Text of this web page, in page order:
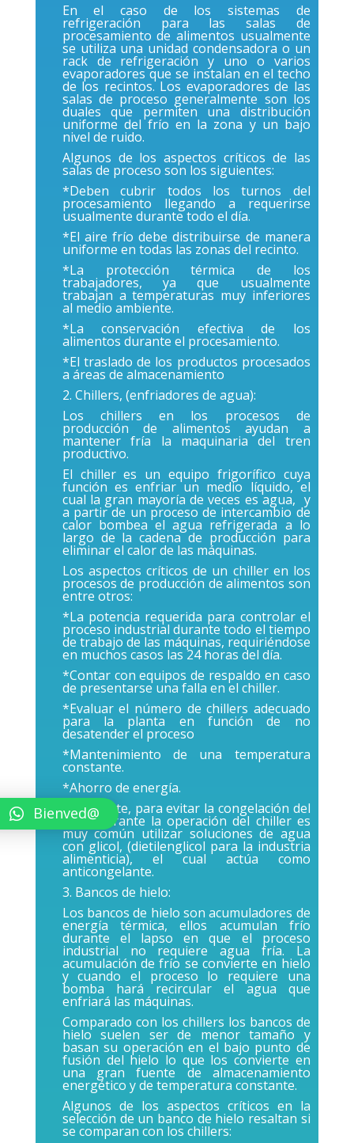
En el caso de los sistemas de
refrigeración para las salas de
procesamiento de alimentos usualmente
se utiliza una unidad condensadora o un
rack de refrigeración y uno o varios
evaporadores que se instalan en el techo
de los recintos. Los evaporadores de las
salas de proceso generalmente son los
duales que permiten una distribución
uniforme del frío en la zona y un bajo
nivel de ruido.
Algunos de los aspectos críticos de las
salas de proceso son los siguientes:
*Deben cubrir todos los turnos del
procesamiento llegando a requerirse
usualmente durante todo el día.
*El aire frío debe distribuirse de manera
uniforme en todas las zonas del recinto.
*La protección térmica de los
trabajadores, ya que usualmente
trabajan a temperaturas muy inferiores
al medio ambiente.
*La conservación efectiva de los
alimentos durante el procesamiento.
*El traslado de los productos procesados
a áreas de almacenamiento
2. Chillers, (enfriadores de agua):
Los chillers en los procesos de
producción de alimentos ayudan a
mantener fría la maquinaria del tren
productivo.
El chiller es un equipo frigorífico cuya
función es enfriar un medio líquido, el
cual la gran mayoría de veces es agua, y
a partir de un proceso de intercambio de
calor bombea el agua refrigerada a lo
largo de la cadena de producción para
eliminar el calor de las máquinas.
Los aspectos críticos de un chiller en los
procesos de producción de alimentos son
entre otros:
*La potencia requerida para controlar el
proceso industrial durante todo el tiempo
de trabajo de las máquinas, requiriéndose
en muchos casos las 24 horas del día.
*Contar con equipos de respaldo en caso
de presentarse una falla en el chiller.
*Evaluar el número de chillers adecuado
para la planta en función de no
desatender el proceso
*Mantenimiento de una temperatura
constante.
*Ahorro de energía.
Finalmente, para evitar la congelación del
agua durante la operación del chiller es
muy común utilizar soluciones de agua
con glicol, (dietilenglicol para la industria
alimenticia), el cual actúa como
anticongelante.
3. Bancos de hielo:
Los bancos de hielo son acumuladores de
energía térmica, ellos acumulan frío
durante el lapso en que el proceso
industrial no requiere agua fría. La
acumulación de frío se convierte en hielo
y cuando el proceso lo requiere una
bomba hará recircular el agua que
enfriará las máquinas.
Comparado con los chillers los bancos de
hielo suelen ser de menor tamaño y
basan su operación en el bajo punto de
fusión del hielo lo que los convierte en
una gran fuente de almacenamiento
energético y de temperatura constante.
Algunos de los aspectos críticos en la
selección de un banco de hielo resaltan si
se comparan con los chillers:
Bienved@